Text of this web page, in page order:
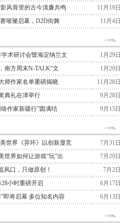
影风骨里的古今清廉共鸣
11月19日
璀璨启幕，D2D街舞 11月4日
术研讨会暨海淀纳兰文
1月29日
南方周末N-TALK“文
1月29日
师作家名单重磅揭晓
11月28日
典礼在津举行
9月28日
作家新疆行”圆满结 9月15日
世界《异环》以创新显竞
7月31日
世界如何让游戏“玩”出
7月29日
风口，只做原创！
7月2日
小时重磅开启
6月17日
即将启幕 多位知名内容 6月13日